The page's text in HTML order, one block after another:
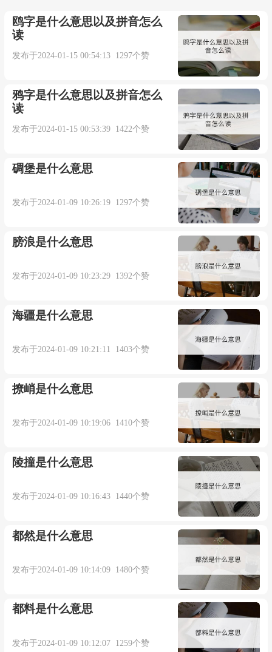
1. Try to avoid wasteful duplication of effort.
2. Duties have been reassigned to avoid wasteful
为避免重复劳动浪费资源,任务已经重新分派.
来自《简明英汉词典》
3. We will attempt to avoid duplication by
将用适当的前后对照的方法来避免重复.
4. Duplication of bands in this region is also
shown by trifluoropropyne and perfluoro 2 - butene.
三氟丙炔和全氟丁烯 -2 在这个区域也出现双重
5. In addition to being wasteful, duplication may
be inconvenient and irritating to consumers.
重复投资不仅造成浪费, 也会给消费者带来不便
鸥字是什么意思以及拼音怎么
读
发布于2024-01-15 00:54:13 1297个赞
鸦字是什么意思以及拼音怎么
读
发布于2024-01-15 00:53:39 1422个赞
碉堡是什么意思
发布于2024-01-09 10:26:19 1297个赞
膀浪是什么意思
发布于2024-01-09 10:23:29 1392个赞
海疆是什么意思
发布于2024-01-09 10:21:11 1403个赞
撩峭是什么意思
发布于2024-01-09 10:19:06 1410个赞
陵撞是什么意思
发布于2024-01-09 10:16:43 1440个赞
都然是什么意思
发布于2024-01-09 10:14:09 1480个赞
都料是什么意思
发布于2024-01-09 10:12:07 1259个赞